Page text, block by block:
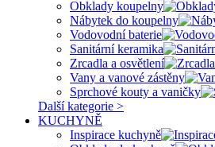
Obklady koupelny
Nábytek do koupelny
Vodovodní baterie
Sanitární keramika
Zrcadla a osvětlení
Vany a vanové zástěny
Sprchové kouty a vaničky
Další kategorie >
KUCHYNĚ
Inspirace kuchyně